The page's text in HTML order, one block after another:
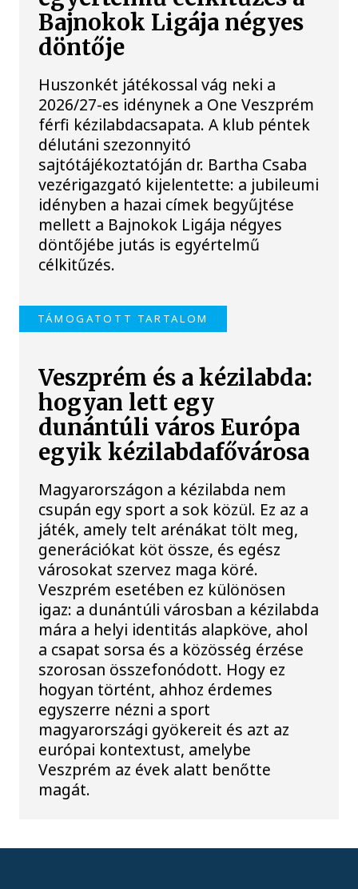
Bajnokok Ligája négyes
döntője
Huszonkét játékossal vág neki a
2026/27-es idénynek a One Veszprém
férfi kézilabdacsapata. A klub péntek
délutáni szezonnyitó
sajtótájékoztatóján dr. Bartha Csaba
vezérigazgató kijelentette: a jubileumi
idényben a hazai címek begyűjtése
mellett a Bajnokok Ligája négyes
döntőjébe jutás is egyértelmű
célkitűzés.
TÁMOGATOTT TARTALOM
Veszprém és a kézilabda:
hogyan lett egy
dunántúli város Európa
egyik kézilabdafővárosa
Magyarországon a kézilabda nem
csupán egy sport a sok közül. Ez az a
játék, amely telt arénákat tölt meg,
generációkat köt össze, és egész
városokat szervez maga köré.
Veszprém esetében ez különösen
igaz: a dunántúli városban a kézilabda
mára a helyi identitás alapköve, ahol
a csapat sorsa és a közösség érzése
szorosan összefonódott. Hogy ez
hogyan történt, ahhoz érdemes
egyszerre nézni a sport
magyarországi gyökereit és azt az
európai kontextust, amelybe
Veszprém az évek alatt benőtte
magát.